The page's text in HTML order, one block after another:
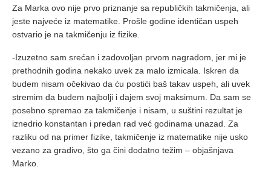
Za Marka ovo nije prvo priznanje sa republičkih takmičenja, ali
jeste najveće iz matematike. Prošle godine identičan uspeh
ostvario je na takmičenju iz fizike.
-Izuzetno sam srećan i zadovoljan prvom nagradom, jer mi je
prethodnih godina nekako uvek za malo izmicala. Iskren da
budem nisam očekivao da ću postići baš takav uspeh, ali uvek
stremim da budem najbolji i dajem svoj maksimum. Da sam se
posebno spremao za takmičenje i nisam, u suštini rezultat je
iznedrio konstantan i predan rad već godinama unazad. Za
razliku od na primer fizike, takmičenje iz matematike nije usko
vezano za gradivo, što ga čini dodatno težim – objašnjava
Marko.